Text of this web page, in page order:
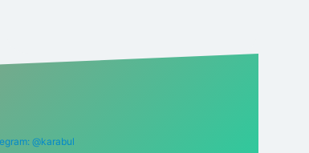
@karabul